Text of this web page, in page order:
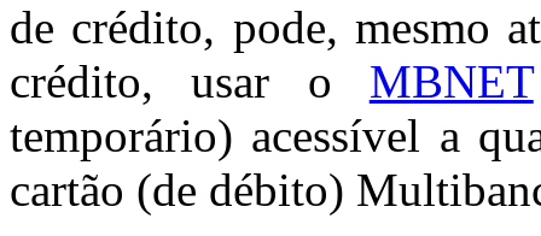
de crédito, pode, mesmo
crédito, usar o MBNET
temporário) acessível a
cartão (de débito)